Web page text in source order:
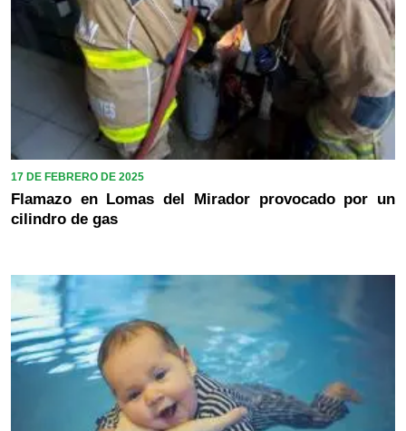
17 DE FEBRERO DE 2025
Flamazo en Lomas del Mirador provocado por un
cilindro de gas